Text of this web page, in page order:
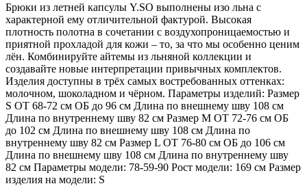
Брюки из летней капсулы Y.SO выполнены изо льна с
характерной ему отличительной фактурой. Высокая
плотность полотна в сочетании с воздухопроницаемостью и
приятной прохладой для кожи – то, за что мы особенно ценим
лён. Комбинируйте айтемы из льняной коллекции и
создавайте новые интерпретации привычных комплектов.
Изделия доступны в трёх самых востребованных оттенках:
молочном, шоколадном и чёрном. Параметры изделий: Размер
S ОТ 68-72 см ОБ до 96 см Длина по внешнему шву 108 см
Длина по внутреннему шву 82 см Размер М ОТ 72-76 см ОБ
до 102 см Длина по внешнему шву 108 см Длина по
внутреннему шву 82 см Размер L ОТ 76-80 см ОБ до 106 см
Длина по внешнему шву 108 см Длина по внутреннему шву
82 см Параметры модели: 78-59-90 Рост модели: 169 см Размер
изделия на модели: S